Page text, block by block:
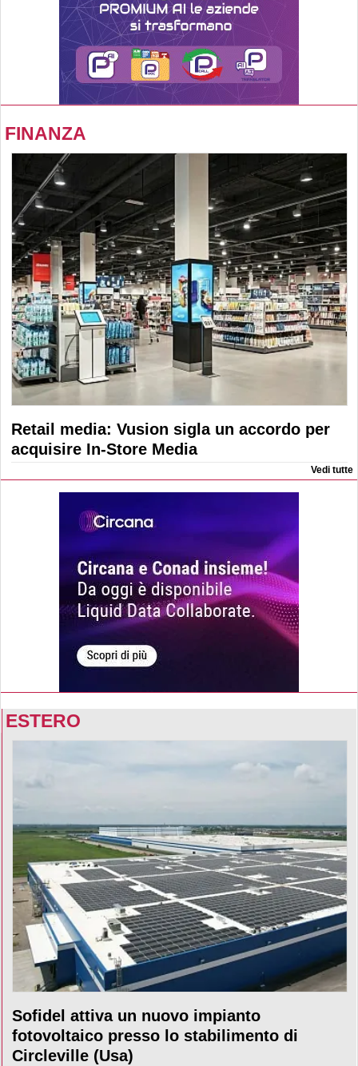
FINANZA
Retail media: Vusion sigla un accordo per
acquisire In-Store Media
Vedi tutte
ESTERO
Sofidel attiva un nuovo impianto
fotovoltaico presso lo stabilimento di
Circleville (Usa)